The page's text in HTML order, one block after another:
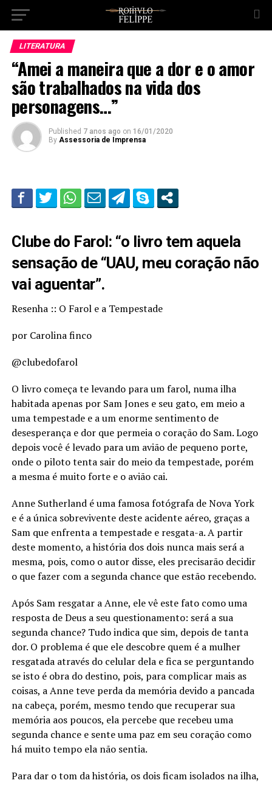
LITERATURA
“Amei a maneira que a dor e o amor
são trabalhados na vida dos
personagens…”
Published 7 anos ago on 16/01/2020
By Assessoria de Imprensa
Clube do Farol: “o livro tem aquela
sensação de “UAU, meu coração não
vai aguentar”.
Resenha :: O Farol e a Tempestade
por Carolina finco
@clubedofarol
O livro começa te levando para um farol, numa ilha
habitada apenas por Sam Jones e seu gato, em meio a
uma tempestade e a um enorme sentimento de
desesperança e dor que permeia o coração do Sam. Logo
depois você é levado para um avião de pequeno porte,
onde o piloto tenta sair do meio da tempestade, porém
a mesma é muito forte e o avião cai.
Anne Sutherland é uma famosa fotógrafa de Nova York
e é a única sobrevivente deste acidente aéreo, graças a
Sam que enfrenta a tempestade e resgata-a. A partir
deste momento, a história dos dois nunca mais será a
mesma, pois, como o autor disse, eles precisarão decidir
o que fazer com a segunda chance que estão recebendo.
Após Sam resgatar a Anne, ele vê este fato como uma
resposta de Deus a seu questionamento: será a sua
segunda chance? Tudo indica que sim, depois de tanta
dor. O problema é que ele descobre quem é a mulher
resgatada através do celular dela e fica se perguntando
se isto é obra do destino, pois, para complicar mais as
coisas, a Anne teve perda da memória devido a pancada
na cabeça, porém, mesmo tendo que recuperar sua
memória aos poucos, ela percebe que recebeu uma
segunda chance e sente uma paz em seu coração como
há muito tempo ela não sentia.
Para dar o tom da história, os dois ficam isolados na ilha,